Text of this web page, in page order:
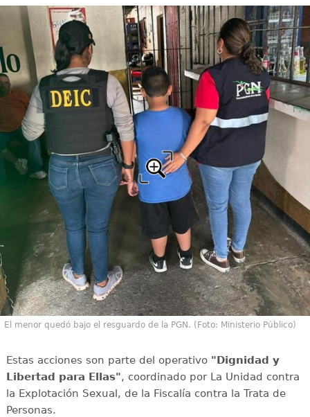
El menor quedó bajo el resguardo de la PGN. (Foto: Ministerio Público)
Estas acciones son parte del operativo "Dignidad y
Libertad para Ellas", coordinado por La Unidad contra
la Explotación Sexual, de la Fiscalía contra la Trata de
Personas.